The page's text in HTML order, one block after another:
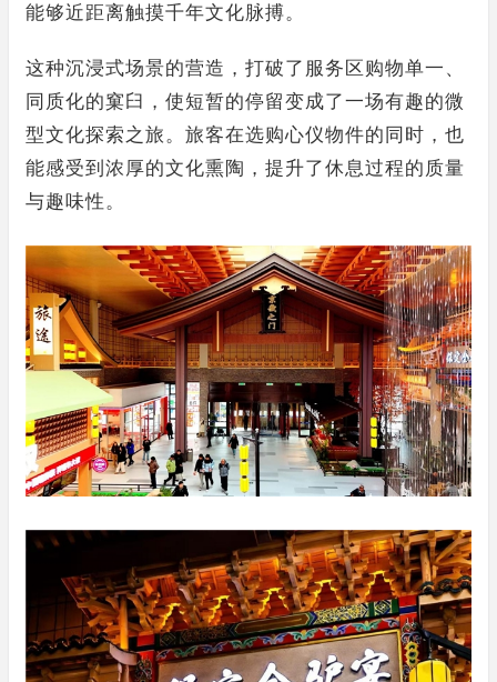
能够近距离触摸千年文化脉搏。
这种沉浸式场景的营造，打破了服务区购物单一、
同质化的窠臼，使短暂的停留变成了一场有趣的微
型文化探索之旅。旅客在选购心仪物件的同时，也
能感受到浓厚的文化熏陶，提升了休息过程的质量
与趣味性。